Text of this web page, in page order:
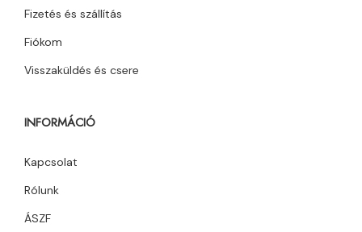
Fizetés és szállítás
Fiókom
Visszaküldés és csere
INFORMÁCIÓ
Kapcsolat
Rólunk
ÁSZF